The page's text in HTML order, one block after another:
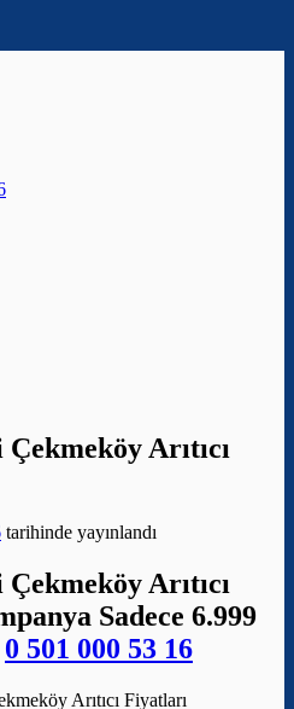
Arıtıcı
tarihinde yayınlandı
Arıtıcı
Sadece 6.999
0 501 000 53 16